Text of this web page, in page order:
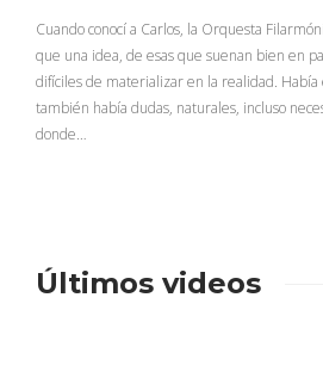
Cuando conocí a Carlos, la Orquesta
que una idea, de esas que suenan bien en
difíciles de materializar en la realidad. Había
también había dudas, naturales, incluso
donde…
Últimos videos